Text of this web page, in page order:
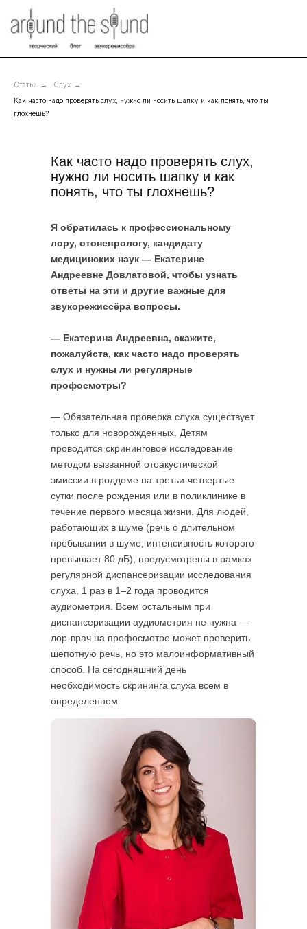
Статьи → Слух →
Как часто надо проверять слух, нужно ли носить шапку и как понять, что ты
глохнешь?
Я обратилась к профессиональному
лору, отоневрологу, кандидату
медицинских наук — Екатерине
Андреевне Довлатовой, чтобы узнать
ответы на эти и другие важные для
звукорежиссёра вопросы.
— Екатерина Андреевна, скажите,
пожалуйста, как часто надо проверять
слух и нужны ли регулярные
профосмотры?
— Обязательная проверка слуха существует
только для новорожденных. Детям
проводится скрининговое исследование
методом вызванной отоакустической
эмиссии в роддоме на третьи-четвертые
сутки после рождения или в поликлинике в
течение первого месяца жизни. Для людей,
работающих в шуме (речь о длительном
пребывании в шуме, интенсивность которого
превышает 80 дБ), предусмотрены в рамках
регулярной диспансеризации исследования
слуха, 1 раз в 1–2 года проводится
аудиометрия. Всем остальным при
диспансеризации аудиометрия не нужна —
лор-врач на профосмотре может проверить
шепотную речь, но это малоинформативный
способ. На сегодняшний день
необходимость скрининга слуха всем в
определенном
Как часто надо проверять слух,
нужно ли носить шапку и как
понять, что ты глохнешь?